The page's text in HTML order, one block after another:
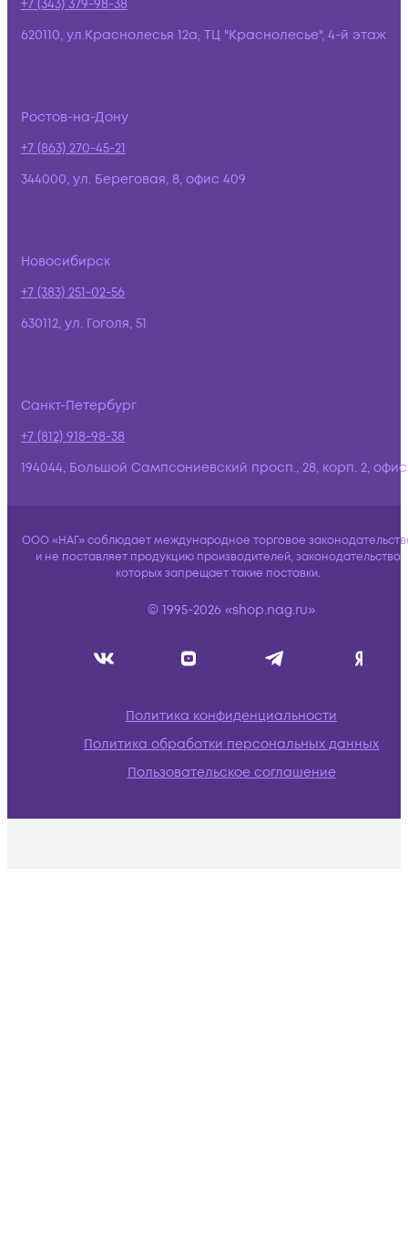
+7 (343) 379-98-38
620110, ул.Краснолесья 12а, ТЦ "Краснолесье", 4-й этаж
Ростов-на-Дону
+7 (863) 270-45-21
344000, ул. Береговая, 8, офис 409
Новосибирск
+7 (383) 251-02-56
630112, ул. Гоголя, 51
Санкт-Петербург
+7 (812) 918-98-38
194044, Большой Сампсониевский просп., 28, корп. 2,
ООО «НАГ» соблюдает международное торговое
и не поставляет продукцию производителей, законодательство
которых запрещает такие поставки.
© 1995-2026 «shop.nag.ru»
Политика конфиденциальности
Политика обработки персональных данных
Пользовательское соглашение